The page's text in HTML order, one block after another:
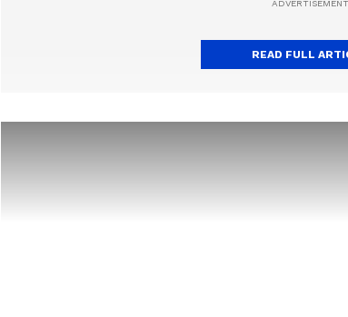
READ FULL